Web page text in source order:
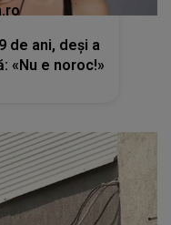
de ani, deși a
«Nu e noroc!»